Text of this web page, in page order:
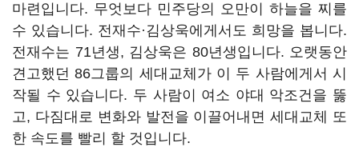
마련입니다. 무엇보다 민주당의 오만이 하늘을 찌를
수 있습니다. 전재수·김상욱에게서도 희망을 봅니다.
전재수는 71년생, 김상욱은 80년생입니다. 오랫동안
견고했던 86그룹의 세대교체가 이 두 사람에게서 시
작될 수 있습니다. 두 사람이 여소 야대 악조건을 뚫
고, 다짐대로 변화와 발전을 이끌어내면 세대교체 또
한 속도를 빨리 할 것입니다.